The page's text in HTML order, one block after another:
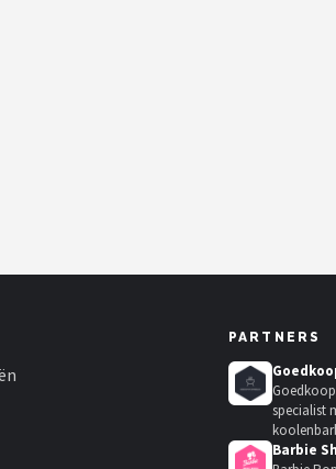
PARTNERS
specialist
Barbie